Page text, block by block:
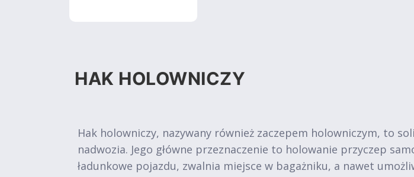
HAK HOLOWNICZY
Hak holowniczy, nazywany również zaczepem holowniczym, to
nadwozia. Jego główne przeznaczenie to holowanie przyczep
ładunkowe pojazdu, zwalnia miejsce w bagażniku, a nawet